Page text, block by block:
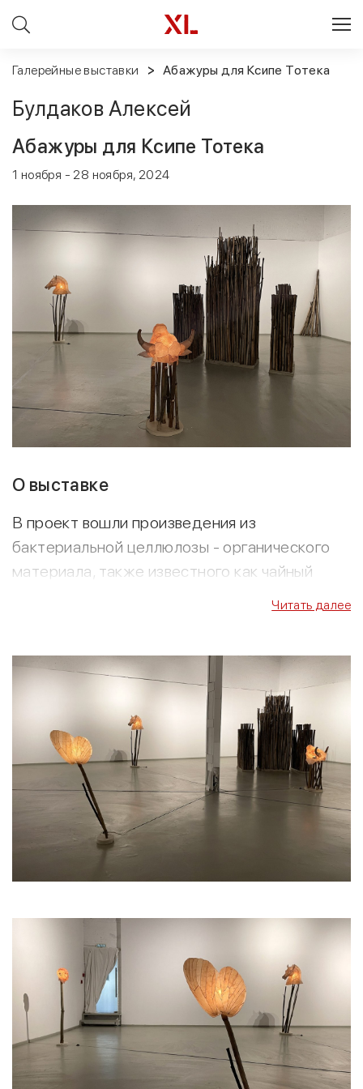
Галерейные выставки Абажуры для Ксипе Тотека
Булдаков Алексей
Абажуры для Ксипе Тотека
1 ноября - 28 ноября, 2024
О выставке
В проект вошли произведения из
бактериальной целлюлозы - органического
материала, также известного как чайный
антрополога, древняя функция искусства
состоит в том, чтобы обманывать
внутривидовую агрессию. Когда в обществе
накапливались напряжение и страх, они
требовали выхода, и часто именно искусство
становилось тем, что приносило людям
разрядку через переживание катарсиса.
Подношения богам, ненасытным и жестоким
- таким, как ацтекский «освежеванный бог»
Ксипе Тотек - это всегда попытка усмирить
общество изнутри. Изделия из тонкой
псевдо-кожи чайного гриба становятся
своего рода обманками, современным
аналогом жертвоприношения, не требующим
кровопролития.
Читать далее